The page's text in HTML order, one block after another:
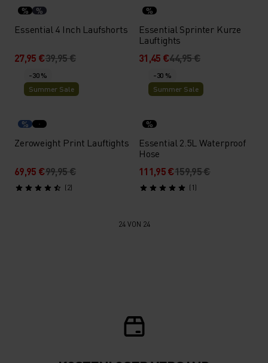
% %
Essential 4 Inch Laufshorts
27,95 €39,95 €
%
Essential Sprinter Kurze
Lauftights
31,45 €44,95 €
-30 %
Summer Sale
%
Zeroweight Print Lauftights
69,95 €99,95 €
(2)
-30 %
Summer Sale
%
Essential 2.5L Waterproof
Hose
111,95 €159,95 €
(1)
24 VON 24